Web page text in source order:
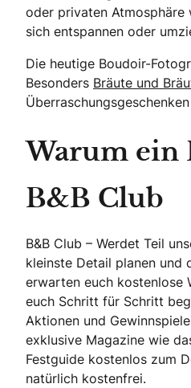
oder privaten Atmosphäre
sich entspannen oder
Die heutige Boudoir-
Besonders Bräute und
Warum ein
B&B Club
B&B Club – Werdet Teil
kleinste Detail planen und
erwarten euch kostenlose
euch Schritt für Schritt
Aktionen und
exklusive Magazine wie
Festguide kostenlos zum
natürlich kostenfrei.